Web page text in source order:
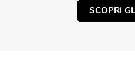
SCOPRI